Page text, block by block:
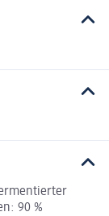
90 %